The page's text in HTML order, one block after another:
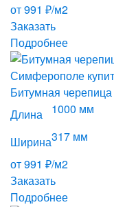
от 991 ₽/м2
Заказать
Подробнее
Битумная
Длина
1000 мм
Ширина317 мм
от 991 ₽/м2
Заказать
Подробнее